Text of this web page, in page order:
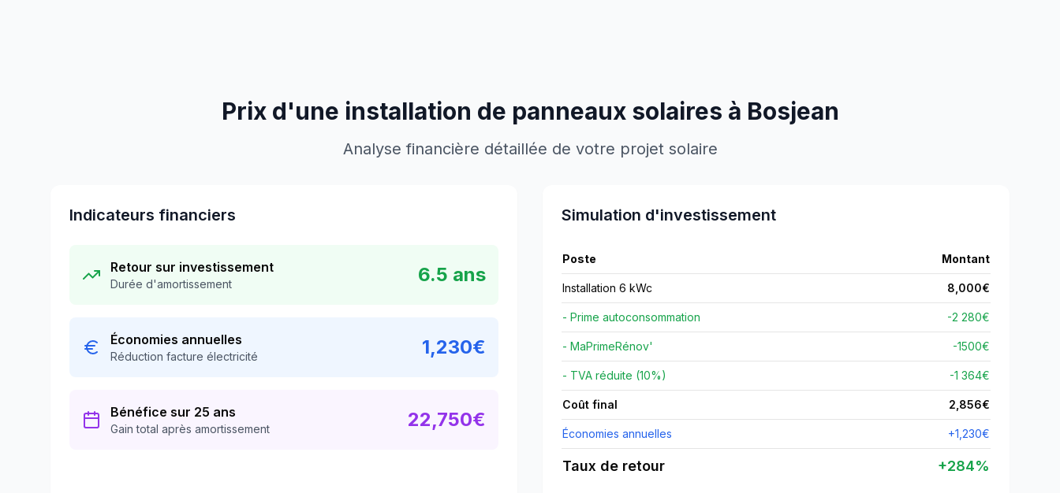
Prix d'une installation de panneaux solaires à Bosjean
Analyse financière détaillée de votre projet solaire
Indicateurs financiers
Retour sur investissement
Durée d'amortissement 6.5 ans
Économies annuelles
Réduction facture électricité 1,230€
Bénéfice sur 25 ans
Gain total après amortissement 22,750€
Simulation d'investissement
Poste Montant
Installation 6 kWc 8,000€
- Prime autoconsommation -2 280€
- MaPrimeRénov' -1500€
- TVA réduite (10%) -1 364€
Coût final 2,856€
Économies annuelles +1,230€
Taux de retour +284%